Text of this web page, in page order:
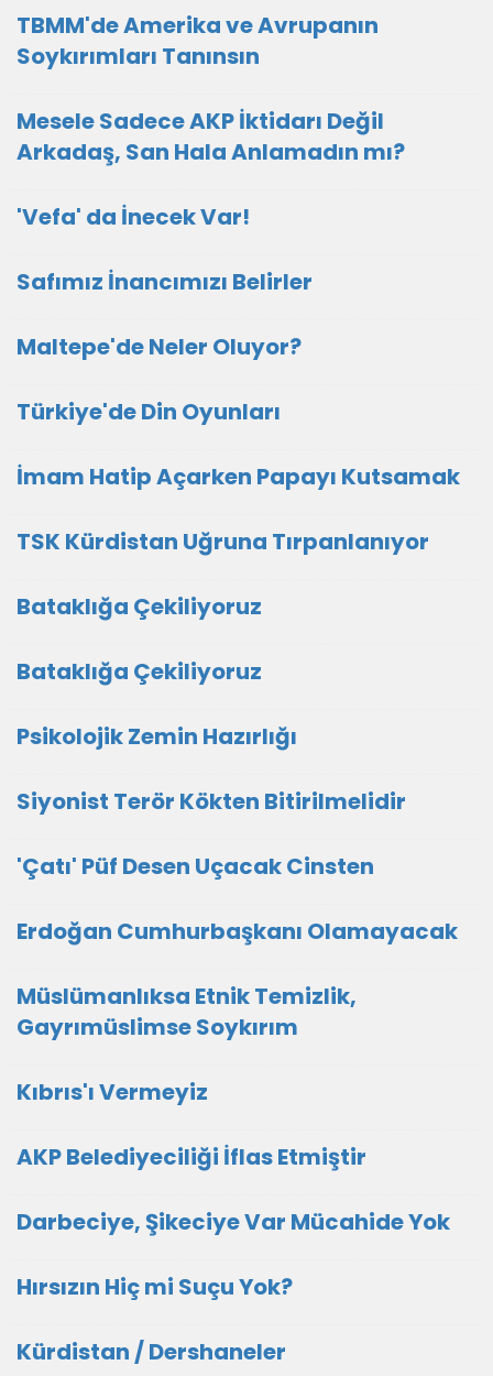
TBMM'de Amerika ve Avrupanın
Soykırımları Tanınsın
Mesele Sadece AKP İktidarı Değil
Arkadaş, San Hala Anlamadın mı?
'Vefa' da İnecek Var!
Safımız İnancımızı Belirler
Maltepe'de Neler Oluyor?
Türkiye'de Din Oyunları
İmam Hatip Açarken Papayı Kutsamak
TSK Kürdistan Uğruna Tırpanlanıyor
Bataklığa Çekiliyoruz
Bataklığa Çekiliyoruz
Psikolojik Zemin Hazırlığı
Siyonist Terör Kökten Bitirilmelidir
'Çatı' Püf Desen Uçacak Cinsten
Erdoğan Cumhurbaşkanı Olamayacak
Müslümanlıksa Etnik Temizlik,
Gayrımüslimse Soykırım
Kıbrıs'ı Vermeyiz
AKP Belediyeciliği İflas Etmiştir
Darbeciye, Şikeciye Var Mücahide Yok
Hırsızın Hiç mi Suçu Yok?
Kürdistan / Dershaneler